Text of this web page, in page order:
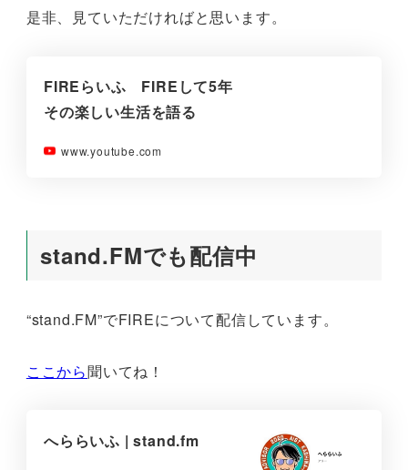
是非、見ていただければと思います。
FIREらいふ FIREして5年
その楽しい生活を語る
www.youtube.com
stand.FMでも配信中
“stand.FM”でFIREについて配信しています。
ここから聞いてね！
へららいふ | stand.fm